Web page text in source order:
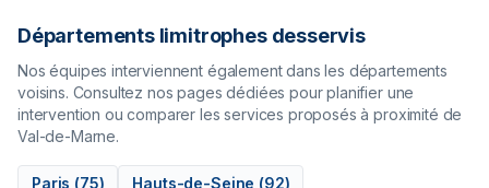
Départements limitrophes desservis
Nos équipes interviennent également dans les départements
voisins. Consultez nos pages dédiées pour planifier une
intervention ou comparer les services proposés à proximité de
Val-de-Marne.
Paris (75) Hauts-de-Seine (92)